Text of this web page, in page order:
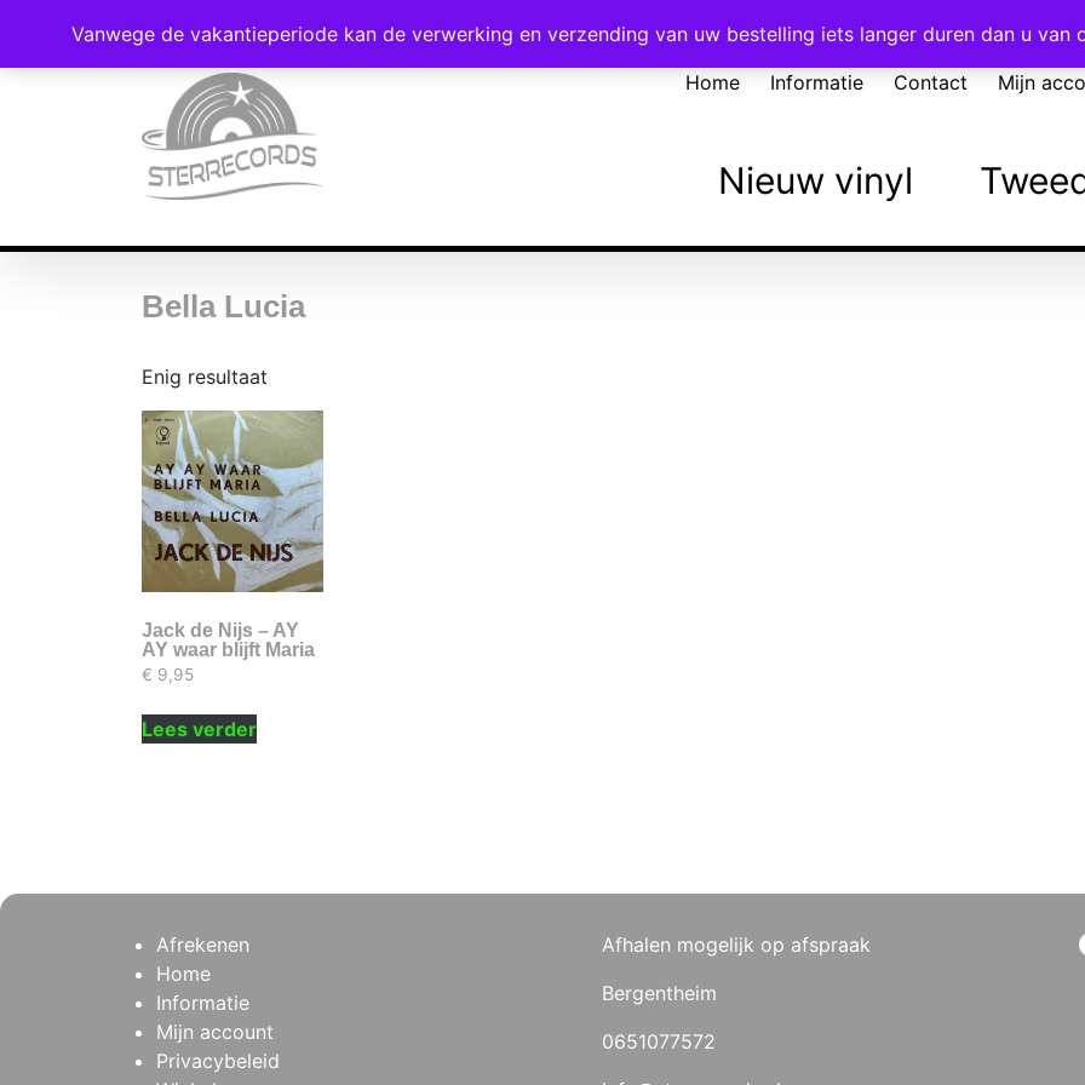
Voor 16:00 besteld = vandaag verzonden!
Home Informatie Contact Mijn
Nieuw vinyl
Bella Lucia
Enig resultaat
Jack de Nijs – AY
AY waar blijft Maria
€ 9,95
Lees verder
Afrekenen
Home
Informatie
Mijn account
Privacybeleid
Afhalen mogelijk op afspraak
Bergentheim
0651077572
Vanwege de vakantieperiode kan de verwerking en verzending van uw bestelling iets langer duren dan u